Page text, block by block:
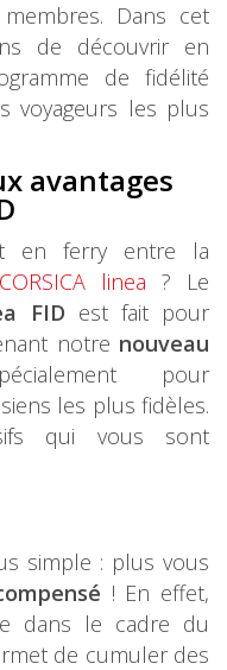
Dans cet
de découvrir en
de fidélité
voyageurs les plus
avantages
en ferry entre la
linea ? Le
FID est fait pour
notre nouveau
pour
les plus fidèles.
qui vous sont
simple : plus vous
! En effet,
dans le cadre du
de cumuler des